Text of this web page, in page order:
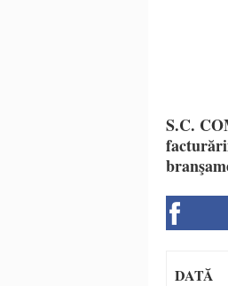
S.C.
DATĂ